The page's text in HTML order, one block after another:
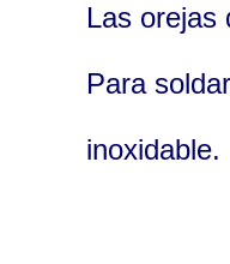
Las orejas
Para
inoxidable.